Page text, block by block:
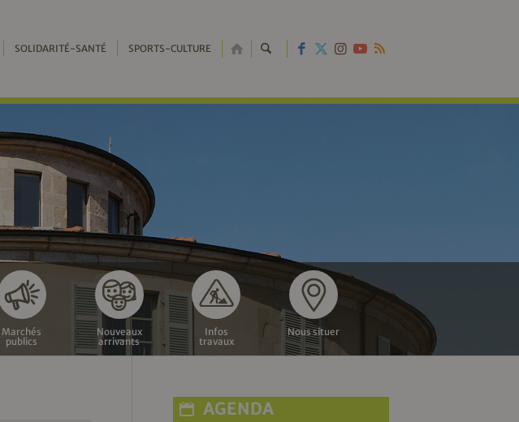
SOLIDARITÉ-SANTÉ SPORTS-CULTURE RETOUR
Marchés
publics
Nouveaux
arrivants
Infos
travaux
Nous situer
AGENDA